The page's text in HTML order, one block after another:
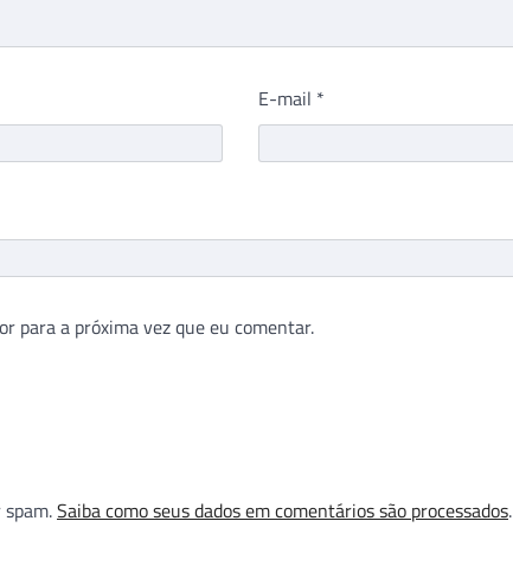
E-mail *
para a próxima vez que eu comentar.
Saiba como seus dados em comentários são processados.